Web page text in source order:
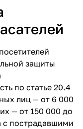
защиты
по статье 20.4
лиц — от 6 000
— от 150 000 до
с пострадавшими